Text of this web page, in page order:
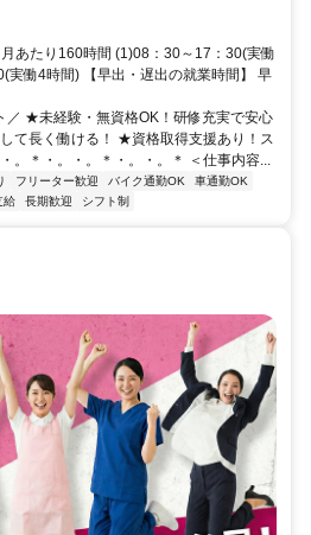
健軍校前出入口徒歩約26分、熊本市電
馬場出入口徒歩約27分 熊本県熊本市東区
あたり160時間 (1)08：30～17：30(実働
実働4時間) 【早出・遅出の就業時間】 早
／ ★未経験・無資格OK！研修充実で安心
て長く働ける！ ★資格取得支援あり！ス
。＊・。・。＊・。・。＊ ＜仕事内容...
フリーター歓迎 バイク通勤OK
車通勤OK
給 長期歓迎 シフト制